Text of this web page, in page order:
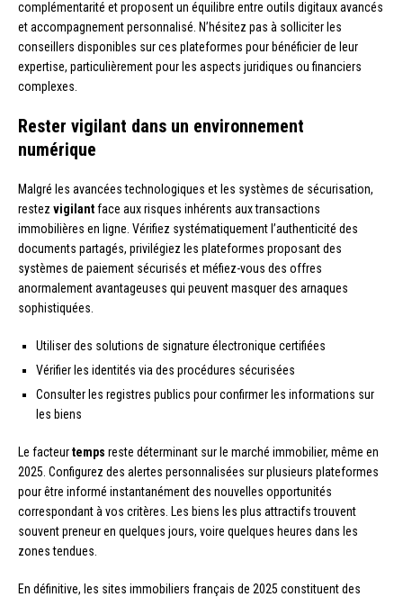
complémentarité et proposent un équilibre entre outils digitaux avancés
et accompagnement personnalisé. N’hésitez pas à solliciter les
conseillers disponibles sur ces plateformes pour bénéficier de leur
expertise, particulièrement pour les aspects juridiques ou financiers
complexes.
Rester vigilant dans un environnement
numérique
Malgré les avancées technologiques et les systèmes de sécurisation,
restez vigilantface aux risques inhérents aux transactions
immobilières en ligne. Vérifiez systématiquement l’authenticité des
documents partagés, privilégiez les plateformes proposant des
systèmes de paiement sécurisés et méfiez-vous des offres
anormalement avantageuses qui peuvent masquer des arnaques
sophistiquées.
Utiliser des solutions de signature électronique certifiées
Vérifier les identités via des procédures sécurisées
Consulter les registres publics pour confirmer les informations sur
les biens
Le facteurtemps reste déterminant sur le marché immobilier, même en
2025. Configurez des alertes personnalisées sur plusieurs plateformes
pour être informé instantanément des nouvelles opportunités
correspondant à vos critères. Les biens les plus attractifs trouvent
souvent preneur en quelques jours, voire quelques heures dans les
zones tendues.
En définitive, les sites immobiliers français de 2025 constituent des